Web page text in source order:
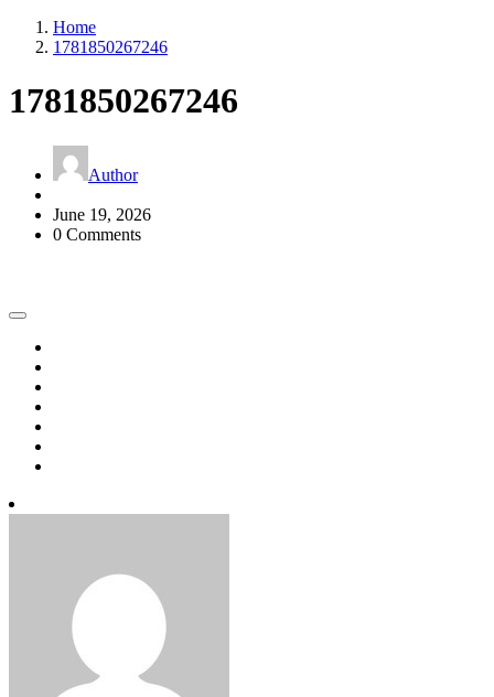
Home
1781850267246
1781850267246
Author
June 19, 2026
0 Comments